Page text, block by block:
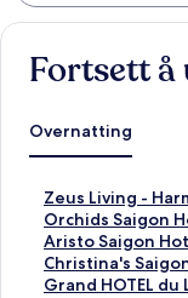
Fortsett å
Overnatting
Zeus Living -
L
i
n
k
s
Orchids Saigon
L
i
n
k
Aristo Saigon
L
i
n
Christina's
L
iGrand HOTEL
L